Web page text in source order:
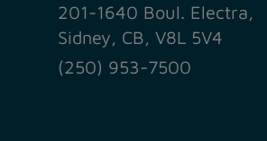
201-1640 Boul. Electra,
Sidney, CB, V8L 5V4
(250) 953-7500